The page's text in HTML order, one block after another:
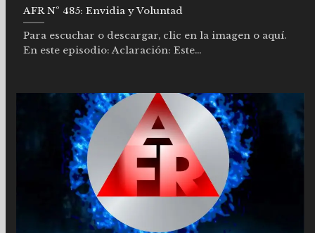
AFR Nº 485: Envidia y Voluntad
Para escuchar o descargar, clic en la imagen o aquí.
En este episodio: Aclaración: Este...